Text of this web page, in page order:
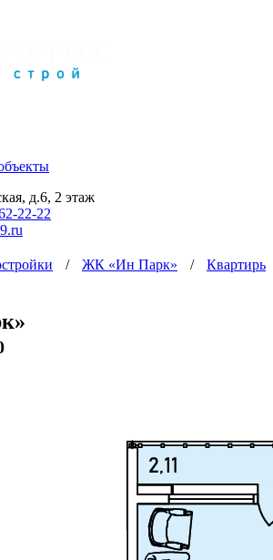
д.6, 2 этаж
22-22
/ ЖК «Ин Парк» / Квартиры